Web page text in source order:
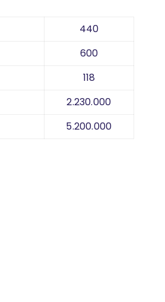
440
600
118
2.230.000
5.200.000